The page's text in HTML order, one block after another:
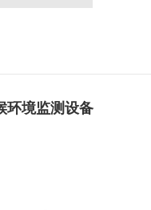
环境监测设备